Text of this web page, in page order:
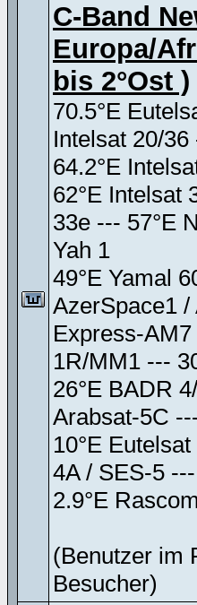
C-Band
Europa/
bis 2°Ost )
70.5°E
Intelsat 20/
64.2°E
62°E Intelsat
33e --- 57°E
Yah 1
49°E Yamal
AzerSpace1 /
Express-
1R/MM1 ---
26°E BADR
Arabsat-5C
10°E
4A / SES-5
2.9°E
(Benutzer im
Besucher)